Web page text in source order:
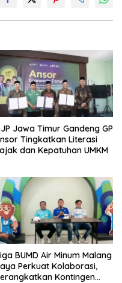
Jawa Timur Gandeng GP
Tingkatkan Literasi
dan Kepatuhan UMKM
BUMD Air Minum Malang
Perkuat Kolaborasi,
Kontingen